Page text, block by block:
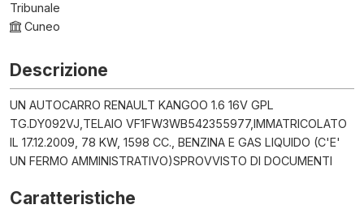
Tribunale
Cuneo
Descrizione
UN AUTOCARRO RENAULT KANGOO 1.6 16V GPL
TG.DY092VJ,TELAIO VF1FW3WB542355977,IMMATRICOLATO
IL 17.12.2009, 78 KW, 1598 CC., BENZINA E GAS LIQUIDO (C'E'
UN FERMO AMMINISTRATIVO)SPROVVISTO DI DOCUMENTI
Caratteristiche